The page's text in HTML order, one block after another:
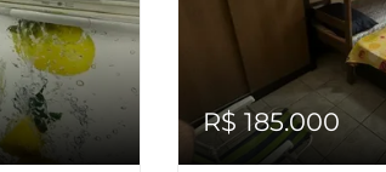
R$ 185.000